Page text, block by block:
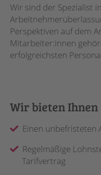
Wir sind der Spezialist
Perspektiven auf dem
Mitarbeiter:innen
erfolgreichsten
Wir bieten Ihnen
Einen unbefristeten
Regelmäßige
Tarifvertrag